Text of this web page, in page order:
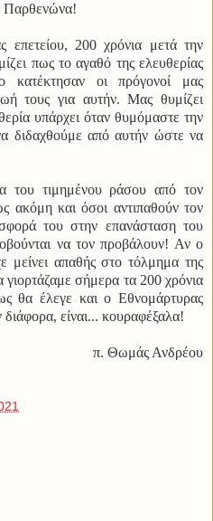
Παρθενώνα!
επετείου, 200 χρόνια μετά την
πως το αγαθό της ελευθερίας
οι πρόγονοί μας
τους για αυτήν. Μας θυμίζει
υπάρχει όταν θυμόμαστε την
διδαχθούμε από αυτήν ώστε να
του τιμημένου ράσου από τον
ακόμη και όσοι αντιπαθούν τον
του στην επανάσταση του
να τον προβάλουν! Αν ο
μείνει απαθής στο τόλμημα της
σήμερα τα 200 χρόνια
θα έλεγε και ο Εθνομάρτυρας
είναι... κουραφέξαλα!
Ανδρέου